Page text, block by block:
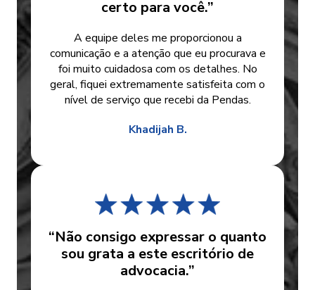
certo para você.”
A equipe deles me proporcionou a
comunicação e a atenção que eu procurava e
foi muito cuidadosa com os detalhes. No
geral, fiquei extremamente satisfeita com o
nível de serviço que recebi da Pendas.
Khadijah B.
“Não consigo expressar o quanto
sou grata a este escritório de
advocacia.”